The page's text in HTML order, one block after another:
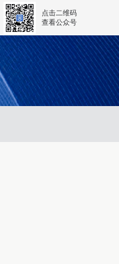
点击二维码
查看公众号